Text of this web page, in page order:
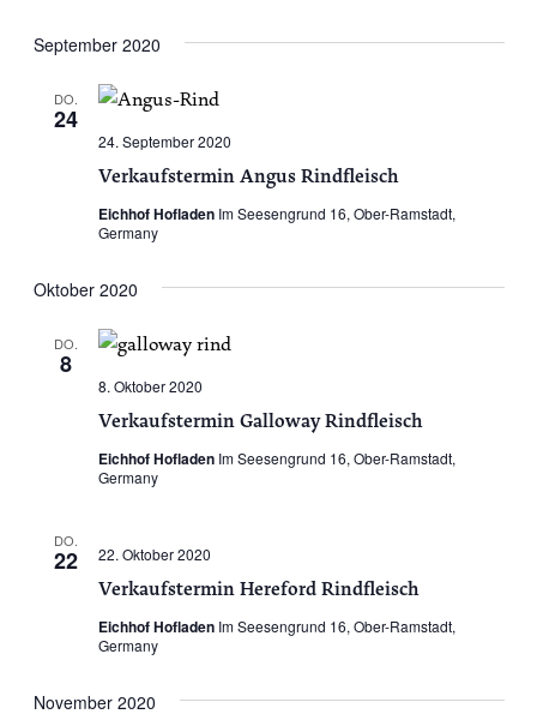
September 2020
DO.
24
Verkaufstermin Angus Rindfleisch
24. September 2020
Eichhof Hofladen Im Seesengrund 16, Ober-Ramstadt,
Germany
Oktober 2020
DO.
8
Verkaufstermin Galloway Rindfleisch
8. Oktober 2020
Eichhof Hofladen Im Seesengrund 16, Ober-Ramstadt,
Germany
DO.
22
Verkaufstermin Hereford Rindfleisch
22. Oktober 2020
Eichhof Hofladen Im Seesengrund 16, Ober-Ramstadt,
Germany
November 2020